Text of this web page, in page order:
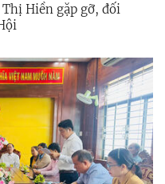
Hiền gặp gỡ, đối